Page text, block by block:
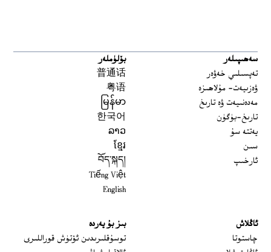
سەھىپىلەر
تەپسىلىي خەۋەر
ۋەزىيەت- مۇلاھىزە
مەدەنىيەت ۋە تارىخ
تارىخ-بۈگۈن
يەتتە سۇ
سىن
ئارخىپ
بۆلۈملەر
普通话
粤语
မြန်မာ
한국어
ລາວ
ខ្មែរ
བོད་སྐད།
Tiếng Việt
English
ئاڭلاش
چاستوتا
بىز بۇ يەردە
توسۇقلىرىدىن ئۆتۈش قوراللىرى